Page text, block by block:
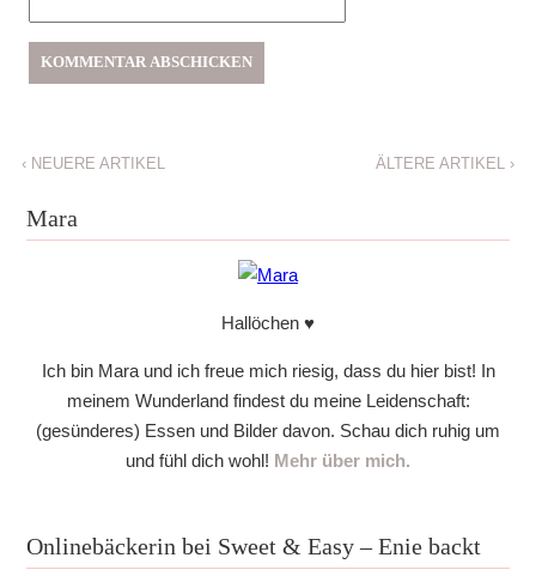
‹NEUERE ARTIKEL ÄLTERE ARTIKEL ›
Mara
Hallöchen ♥
Ich bin Mara und ich freue mich riesig, dass du hier bist! In
meinem Wunderland findest du meine Leidenschaft:
(gesünderes) Essen und Bilder davon. Schau dich ruhig um
und fühl dich wohl! Mehr über mich.
Onlinebäckerin bei Sweet & Easy – Enie backt